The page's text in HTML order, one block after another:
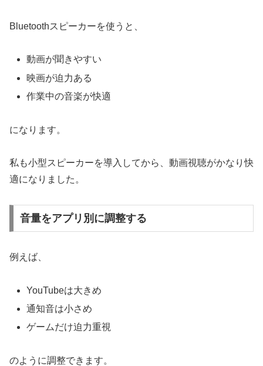
Bluetoothスピーカーを使うと、
動画が聞きやすい
映画が迫力ある
作業中の音楽が快適
になります。
私も小型スピーカーを導入してから、動画視聴がかなり快
適になりました。
音量をアプリ別に調整する
例えば、
YouTubeは大きめ
通知音は小さめ
ゲームだけ迫力重視
のように調整できます。